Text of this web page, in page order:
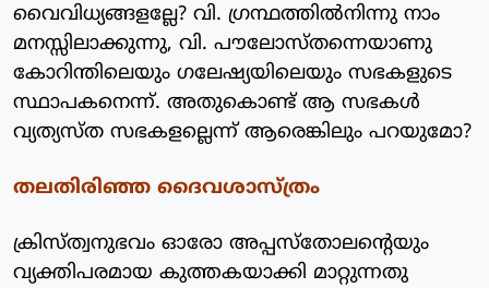
വൈവിധ്യങ്ങളല്ലേ? വി. ഗ്രന്ഥത്തില്‍നിന്നു നാം
മനസ്സിലാക്കുന്നു, വി. പൗലോസ്തന്നെയാണു
കോറിന്തിലെയും ഗലേഷ്യയിലെയും സഭകളുടെ
സ്ഥാപകനെന്ന്. അതുകൊണ്ട് ആ സഭകള്‍
വ്യത്യസ്ത സഭകളല്ലെന്ന് ആരെങ്കിലും പറയുമോ?
തലതിരിഞ്ഞ ദൈവശാസ്ത്രം
ക്രിസ്ത്വനുഭവം ഓരോ അപ്പസ്‌തോലന്റെയും
വ്യക്തിപരമായ കുത്തകയാക്കി മാറ്റുന്നതു